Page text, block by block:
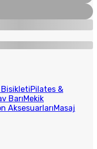
Pilates &
BarıMekik
AksesuarlarıMasaj